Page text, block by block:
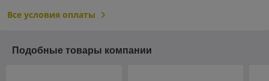
Все условия оплаты
Подобные товары компании